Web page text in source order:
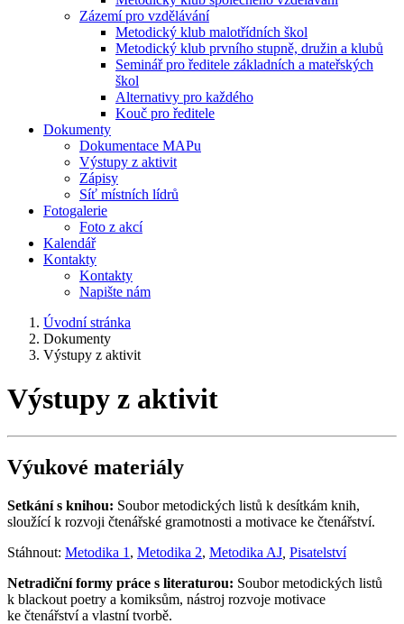
Zázemí pro vzdělávání
Metodický klub malotřídních škol
Metodický klub prvního stupně, družin a klubů
Seminář pro ředitele základních a mateřských
škol
Alternativy pro každého
Kouč pro ředitele
Dokumenty
Dokumentace MAPu
Výstupy z aktivit
Zápisy
Síť místních lídrů
Fotogalerie
Foto z akcí
Kalendář
Kontakty
Kontakty
Napište nám
Úvodní stránka
Dokumenty
Výstupy z aktivit
Výstupy z aktivit
Výukové materiály
Setkání s knihou: Soubor metodických listů k desítkám knih,
sloužící k rozvoji čtenářské gramotnosti a motivace ke čtenářství.
Stáhnout: Metodika 1 , Metodika 2, Metodika AJ Pisatelství
Netradiční formy práce s literaturou: Soubor metodických listů
k blackout poetry a komiksům, nástroj rozvoje motivace
ke čtenářství a vlastní tvorbě.